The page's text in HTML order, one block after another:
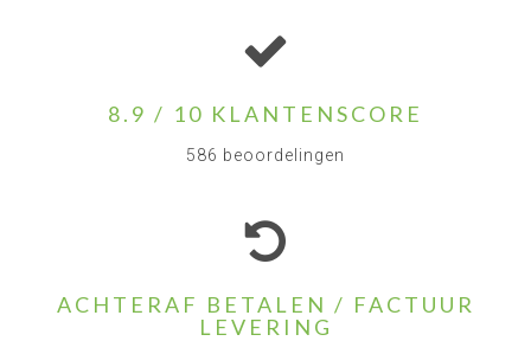
8.9 / 10 KLANTENSCORE
586 beoordelingen
ACHTERAF BETALEN / FACTUUR
LEVERING